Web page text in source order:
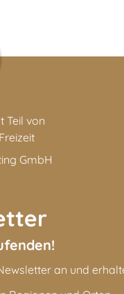
Teil von
GmbH
an und